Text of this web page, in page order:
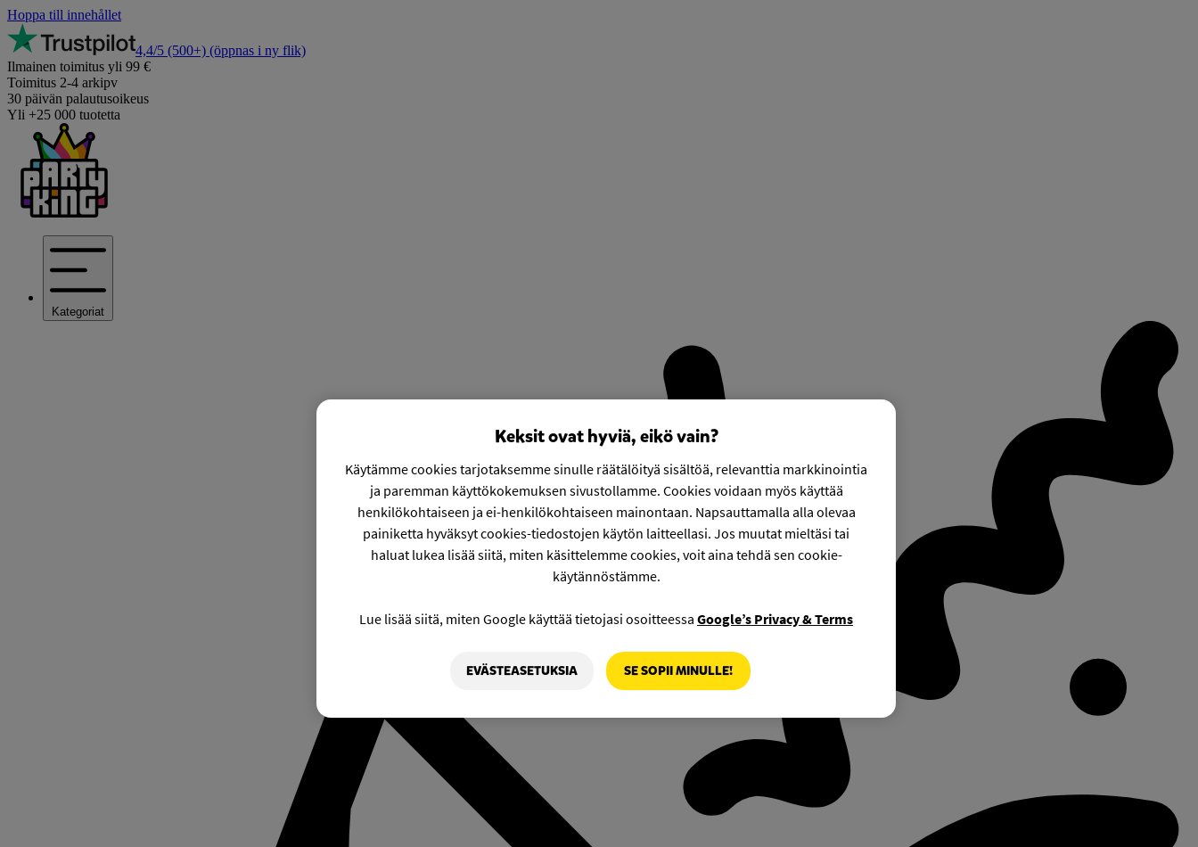
Hoppa till innehållet
4,4/5 (500+) (öppnas i ny flik)
Ilmainen toimitus yli 99 €
Toimitus 2-4 arkipv
30 päivän palautusoikeus
Yli +25 000 tuotetta
Kategoriat
Keksit ovat hyviä, eikö vain?
Käytämme cookies tarjotaksemme sinulle räätälöityä sisältöä, relevanttia markkinointia
ja paremman käyttökokemuksen sivustollamme. Cookies voidaan myös käyttää
henkilökohtaiseen ja ei-henkilökohtaiseen mainontaan. Napsauttamalla alla olevaa
painiketta hyväksyt cookies-tiedostojen käytön laitteellasi. Jos muutat mieltäsi tai
haluat lukea lisää siitä, miten käsittelemme cookies, voit aina tehdä sen cookie-
käytännöstämme.
Lue lisää siitä, miten Google käyttää tietojasi osoitteessa Google’s Privacy & Terms
EVÄSTEASETUKSIA SE SOPII MINULLE!